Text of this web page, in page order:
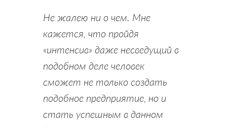
Не жалею ни о чем. Мне
кажется, что пройдя
«интенсив» даже несведущий в
подобном деле человек
сможет не только создать
подобное предприятие, но и
стать успешным в данном